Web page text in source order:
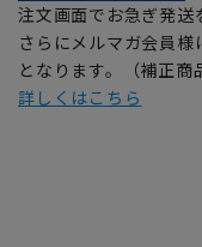
注文画面でお急ぎ発送
さらにメルマガ会員
となります。（補正商
詳しくはこちら